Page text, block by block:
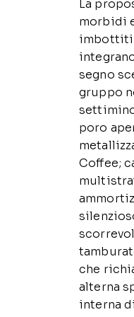
La
morbidi
imbottiti
segno
gruppo
poro
Coffee;
che
alterna
interna